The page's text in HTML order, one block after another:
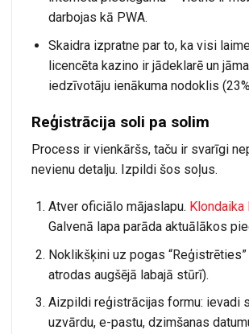
darbojas kā PWA.
Skaidra izpratne par to, ka visi
licencēta kazino ir jādeklarē un
iedzīvotāju ienākuma nodoklis
Reģistrācija soli pa solim
Process ir vienkāršs, taču ir svarīgi
nevienu detalju. Izpildi šos soļus.
Atver oficiālo mājaslapu. Klondaika
Galvenā lapa parāda aktuālākos
Noklikšķini uz pogas
atrodas augšējā labajā stūrī).
Aizpildi reģistrācijas formu: ievadi
uzvārdu, e-pastu, dzimšanas